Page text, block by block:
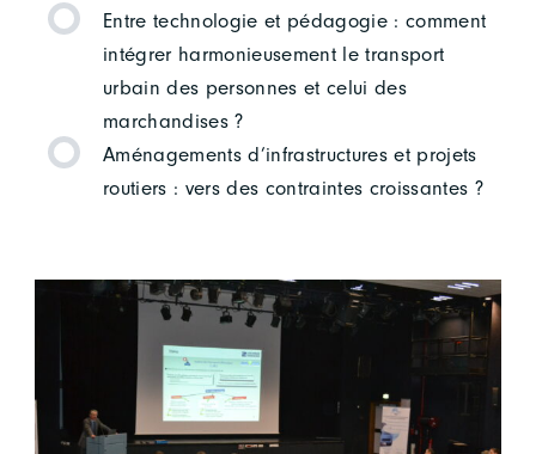
Entre technologie et pédagogie : comment
intégrer harmonieusement le transport
urbain des personnes et celui des
marchandises ?
Aménagements d’infrastructures et projets
routiers : vers des contraintes croissantes ?